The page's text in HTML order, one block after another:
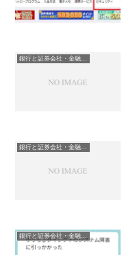
銀行と証券会社・金融商品
銀行と証券会社・金融商品